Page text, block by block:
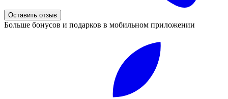
Оставить отзыв
Больше бонусов и подарков в мобильном приложении